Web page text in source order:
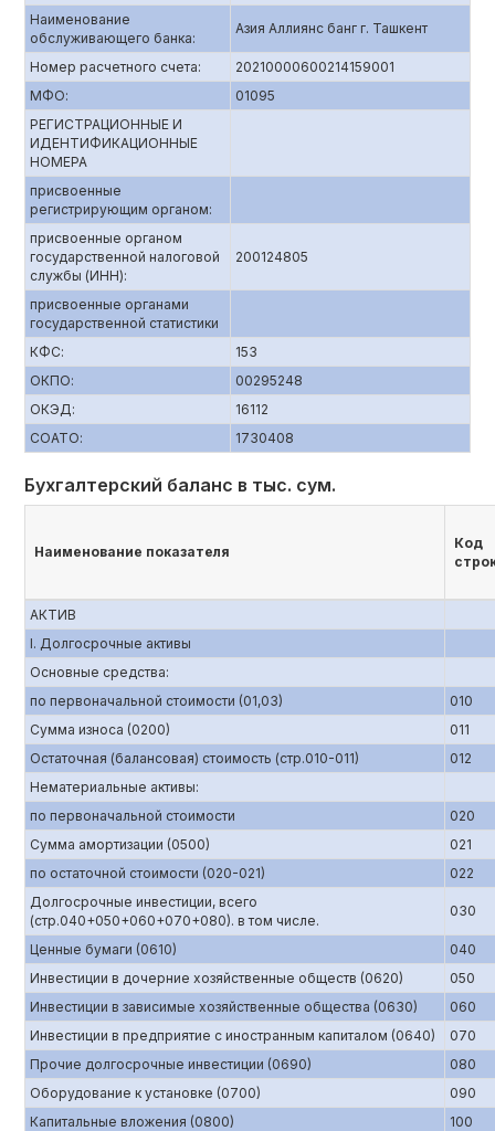
Наименование
обслуживающего банка:
Азия Аллиянс банг г. Ташкент
Номер расчетного счета:
20210000600214159001
МФО:
01095
РЕГИСТРАЦИОННЫЕ И
ИДЕНТИФИКАЦИОННЫЕ
НОМЕРА
присвоенные
регистрирующим органом:
присвоенные органом
государственной налоговой
службы (ИНН):
200124805
присвоенные органами
государственной статистики
КФС:
153
ОКПО:
00295248
ОКЭД:
16112
СОАТО:
1730408
Бухгалтерский баланс в тыс. сум.
Наименование показателя
Код
АКТИВ
I. Долгосрочные активы
Основные средства:
по первоначальной стоимости (01,03)
010
Сумма износа (0200)
011
Остаточная (балансовая) стоимость (стр.010-011)
012
Нематериальные активы:
по первоначальной стоимости
020
Сумма амортизации (0500)
021
по остаточной стоимости (020-021)
022
Долгосрочные инвестиции, всего
(стр.040+050+060+070+080). в том числе.
030
Ценные бумаги (0610)
040
Инвестиции в дочерние хозяйственные обществ (0620)
050
Инвестиции в зависимые хозяйственные общества (0630)
060
Инвестиции в предприятие с иностранным капиталом (0640)
070
Прочие долгосрочные инвестиции (0690)
080
Оборудование к установке (0700)
090
Капитальные вложения (0800)
100